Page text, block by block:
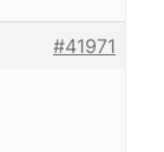
#41971